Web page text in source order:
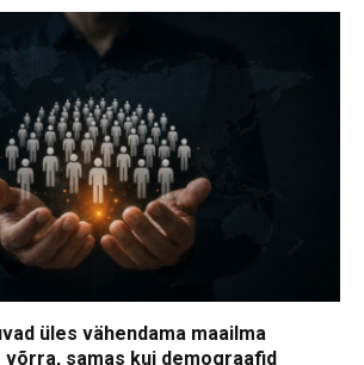
üles vähendama maailma
samas kui demograafid